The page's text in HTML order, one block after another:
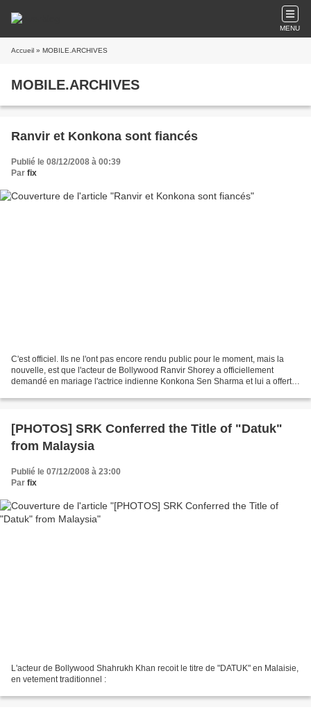
MENU
Accueil » MOBILE.ARCHIVES
MOBILE.ARCHIVES
Ranvir et Konkona sont fiancés
Publié le 08/12/2008 à 00:39
Par fix
C'est officiel. Ils ne l'ont pas encore rendu public pour le moment, mais la
nouvelle, est que l'acteur de Bollywood Ranvir Shorey a officiellement
demandé en mariage l'actrice indienne Konkona Sen Sharma et lui a offert
[PHOTOS] SRK Conferred the Title of "Datuk"
from Malaysia
Publié le 07/12/2008 à 23:00
Par fix
L'acteur de Bollywood Shahrukh Khan recoit le titre de "DATUK" en Malaisie,
en vetement traditionnel :